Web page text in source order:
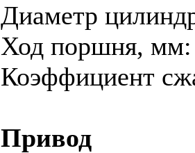
Диaметр
Ход поршня, мм:
Коэффициент
Привод